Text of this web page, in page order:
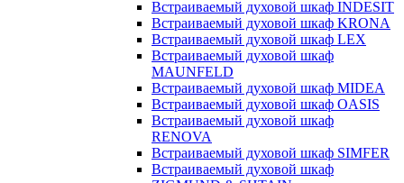
Встраиваемый духовой шкаф INDESIT
Встраиваемый духовой шкаф KRONA
Встраиваемый духовой шкаф LEX
Встраиваемый духовой шкаф
MAUNFELD
Встраиваемый духовой шкаф MIDEA
Встраиваемый духовой шкаф OASIS
Встраиваемый духовой шкаф
RENOVA
Встраиваемый духовой шкаф SIMFER
Встраиваемый духовой шкаф